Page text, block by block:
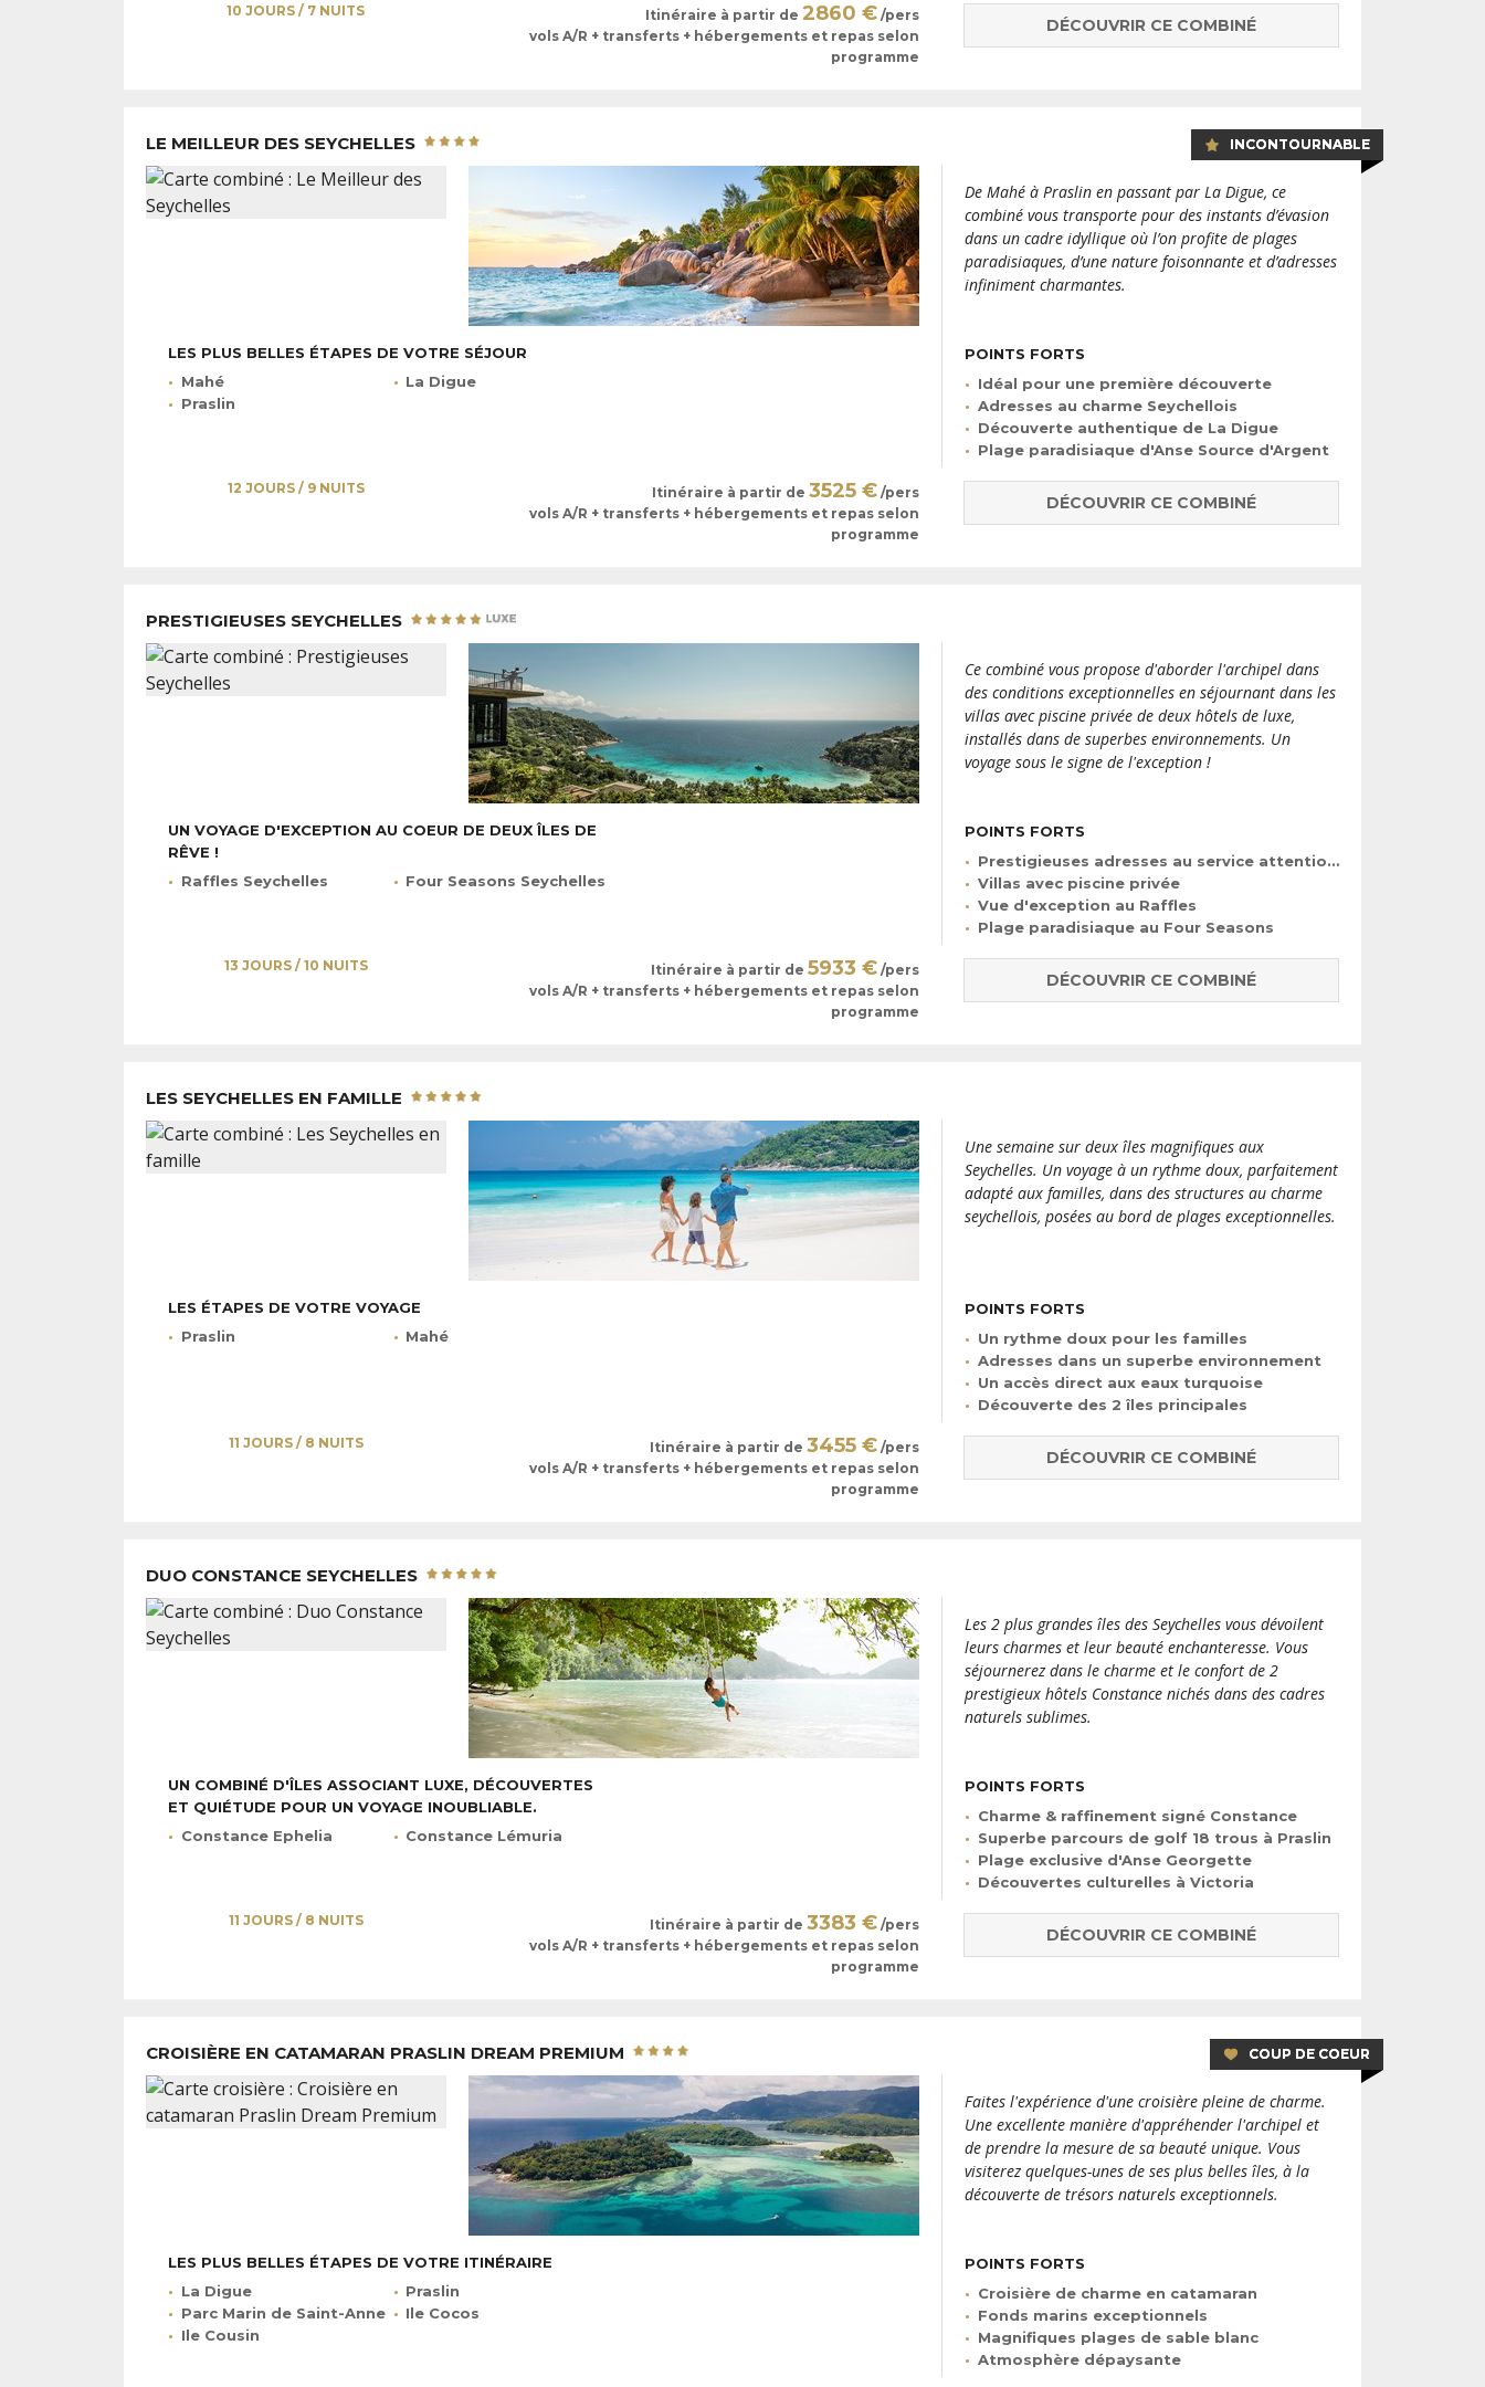
10 JOURS / 7 NUITS Itinéraire à partir de 2860 €/pers
vols A/R + transferts + hébergements et repas selon
programme
DÉCOUVRIR CE COMBINÉ
LE MEILLEUR DES SEYCHELLES INCONTOURNABLE
LES PLUS BELLES ÉTAPES DE VOTRE SÉJOUR
Mahé
La Digue
Praslin
De Mahé à Praslin en passant par La Digue, ce
combiné vous transporte pour des instants d’évasion
dans un cadre idyllique où l’on profite de plages
paradisiaques, d’une nature foisonnante et d’adresses
infiniment charmantes.
POINTS FORTS
Idéal pour une première découverte
Adresses au charme Seychellois
Découverte authentique de La Digue
Plage paradisiaque d'Anse Source d'Argent
12 JOURS / 9 NUITS Itinéraire à partir de 3525 €/pers
vols A/R + transferts + hébergements et repas selon
programme
DÉCOUVRIR CE COMBINÉ
PRESTIGIEUSES SEYCHELLES
UN VOYAGE D'EXCEPTION AU COEUR DE DEUX ÎLES DE
RÊVE !
Raffles Seychelles
Four Seasons Seychelles
Ce combiné vous propose d'aborder l'archipel dans
des conditions exceptionnelles en séjournant dans les
villas avec piscine privée de deux hôtels de luxe,
installés dans de superbes environnements. Un
voyage sous le signe de l'exception !
POINTS FORTS
Prestigieuses adresses au service attentionné
Villas avec piscine privée
Vue d'exception au Raffles
Plage paradisiaque au Four Seasons
13 JOURS / 10 NUITS Itinéraire à partir de 5933 €/pers
vols A/R + transferts + hébergements et repas selon
programme
DÉCOUVRIR CE COMBINÉ
LES SEYCHELLES EN FAMILLE
LES ÉTAPES DE VOTRE VOYAGE
Praslin
Mahé
Une semaine sur deux îles magnifiques aux
Seychelles. Un voyage à un rythme doux, parfaitement
adapté aux familles, dans des structures au charme
seychellois, posées au bord de plages exceptionnelles.
POINTS FORTS
Un rythme doux pour les familles
Adresses dans un superbe environnement
Un accès direct aux eaux turquoise
Découverte des 2 îles principales
11 JOURS / 8 NUITS Itinéraire à partir de 3455 €/pers
vols A/R + transferts + hébergements et repas selon
programme
DÉCOUVRIR CE COMBINÉ
DUO CONSTANCE SEYCHELLES
UN COMBINÉ D'ÎLES ASSOCIANT LUXE, DÉCOUVERTES
ET QUIÉTUDE POUR UN VOYAGE INOUBLIABLE.
Constance Ephelia
Constance Lémuria
Les 2 plus grandes îles des Seychelles vous dévoilent
leurs charmes et leur beauté enchanteresse. Vous
séjournerez dans le charme et le confort de 2
prestigieux hôtels Constance nichés dans des cadres
naturels sublimes.
POINTS FORTS
Charme & raffinement signé Constance
Superbe parcours de golf 18 trous à Praslin
Plage exclusive d'Anse Georgette
Découvertes culturelles à Victoria
11 JOURS / 8 NUITS Itinéraire à partir de 3383 €/pers
vols A/R + transferts + hébergements et repas selon
programme
DÉCOUVRIR CE COMBINÉ
CROISIÈRE EN CATAMARAN PRASLIN DREAM PREMIUM COUP DE COEUR
LES PLUS BELLES ÉTAPES DE VOTRE ITINÉRAIRE
La Digue
Praslin
Parc Marin de Saint-Anne
Ile Cocos
Ile Cousin
Faites l'expérience d'une croisière pleine de charme.
Une excellente manière d'appréhender l'archipel et
de prendre la mesure de sa beauté unique. Vous
visiterez quelques-unes de ses plus belles îles, à la
découverte de trésors naturels exceptionnels.
POINTS FORTS
Croisière de charme en catamaran
Fonds marins exceptionnels
Magnifiques plages de sable blanc
Atmosphère dépaysante